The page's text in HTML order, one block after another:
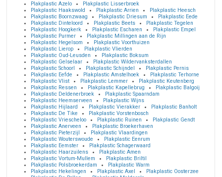
Plakplastic Azelo
Plakplastic Lisserbroek
Plakplastic Haakswold
Plakplastic Arrien
Plakplastic Heesch
Plakplastic Boornzwaag
Plakplastic Driesum
Plakplastic Eede
Plakplastic Dinteloord
Plakplastic Beets
Plakplastic Tegelen
Plakplastic Hoogkerk
Plakplastic Escharen
Plakplastic Empel
Plakplastic Purmer
Plakplastic Millingen aan de Rijn
Plakplastic Hegelsom
Plakplastic Voorthuizen
Plakplastic Lierop
Plakplastic Vlierden
Plakplastic Oud-Leusden
Plakplastic Boksum
Plakplastic Gelselaar
Plakplastic Wildervanksterdallen
Plakplastic Schoorl
Plakplastic Schijndel
Plakplastic Pernis
Plakplastic Eefde
Plakplastic Amstelhoek
Plakplastic Terhorne
Plakplastic Vlist
Plakplastic Lemmer
Plakplastic Keutenberg
Plakplastic Ressen
Plakplastic Kapellebrug
Plakplastic Balgoij
Plakplastic Deldenerbroek
Plakplastic Spaarndam
Plakplastic Heemserveen
Plakplastic Wijns
Plakplastic Hijlaard
Plakplastic Vierakker
Plakplastic Banholt
Plakplastic De Tike
Plakplastic Vorstenbosch
Plakplastic Vriescheloo
Plakplastic Ruinen
Plakplastic Gendt
Plakplastic Anerveen
Plakplastic Broekerhaven
Plakplastic Pieterzijl
Plakplastic Vlaardingen
Plakplastic Wouterswoude
Plakplastic Eenrum
Plakplastic Eemster
Plakplastic Schagerwaard
Plakplastic Haarzuilens
Plakplastic Amen
Plakplastic Vortum-Mullem
Plakplastic Briltil
Plakplastic Polsbroekerdam
Plakplastic Warm
Plakplastic Hekelingen
Plakplastic Axel
Plakplastic Oosterzee